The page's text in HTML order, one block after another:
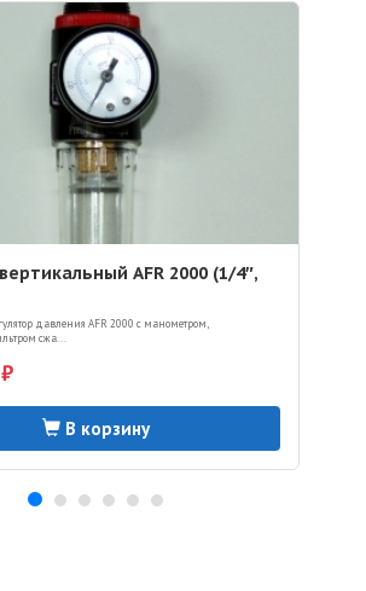
AFR 2000 (1/4″,
давления AFR 2000 с манометром,
сжа...
В корзину